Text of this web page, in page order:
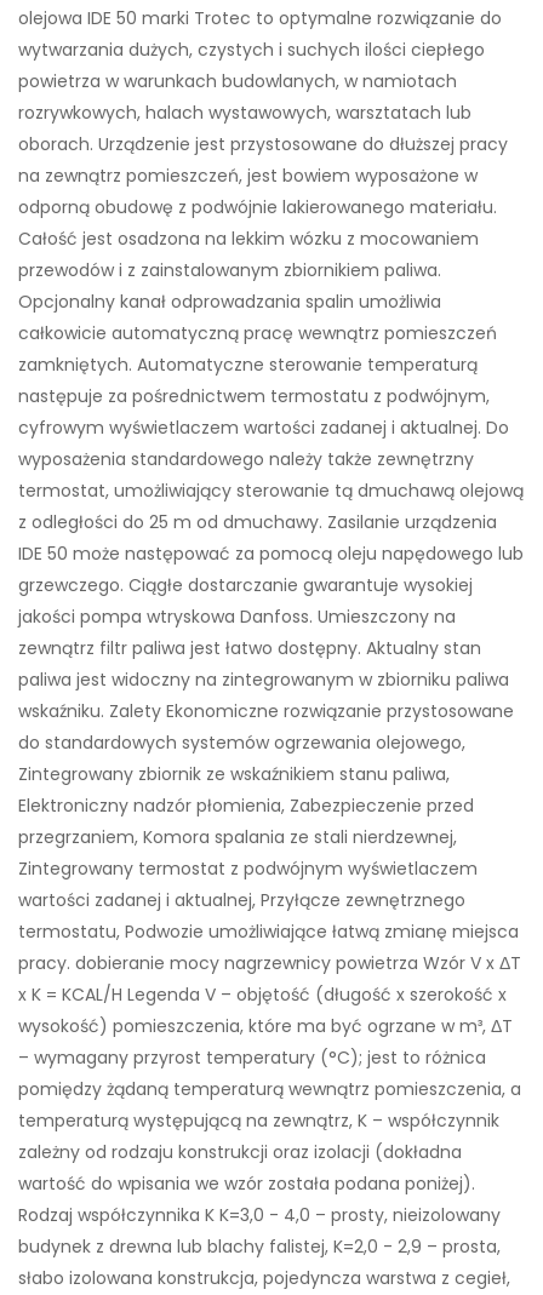
olejowa IDE 50 marki Trotec to optymalne rozwiązanie do
wytwarzania dużych, czystych i suchych ilości ciepłego
powietrza w warunkach budowlanych, w namiotach
rozrywkowych, halach wystawowych, warsztatach lub
oborach. Urządzenie jest przystosowane do dłuższej pracy
na zewnątrz pomieszczeń, jest bowiem wyposażone w
odporną obudowę z podwójnie lakierowanego materiału.
Całość jest osadzona na lekkim wózku z mocowaniem
przewodów i z zainstalowanym zbiornikiem paliwa.
Opcjonalny kanał odprowadzania spalin umożliwia
całkowicie automatyczną pracę wewnątrz pomieszczeń
zamkniętych. Automatyczne sterowanie temperaturą
następuje za pośrednictwem termostatu z podwójnym,
cyfrowym wyświetlaczem wartości zadanej i aktualnej. Do
wyposażenia standardowego należy także zewnętrzny
termostat, umożliwiający sterowanie tą dmuchawą olejową
z odległości do 25 m od dmuchawy. Zasilanie urządzenia
IDE 50 może następować za pomocą oleju napędowego lub
grzewczego. Ciągłe dostarczanie gwarantuje wysokiej
jakości pompa wtryskowa Danfoss. Umieszczony na
zewnątrz filtr paliwa jest łatwo dostępny. Aktualny stan
paliwa jest widoczny na zintegrowanym w zbiorniku paliwa
wskaźniku. Zalety Ekonomiczne rozwiązanie przystosowane
do standardowych systemów ogrzewania olejowego,
Zintegrowany zbiornik ze wskaźnikiem stanu paliwa,
Elektroniczny nadzór płomienia, Zabezpieczenie przed
przegrzaniem, Komora spalania ze stali nierdzewnej,
Zintegrowany termostat z podwójnym wyświetlaczem
wartości zadanej i aktualnej, Przyłącze zewnętrznego
termostatu, Podwozie umożliwiające łatwą zmianę miejsca
pracy. dobieranie mocy nagrzewnicy powietrza Wzór V x ΔT
x K = KCAL/H Legenda V – objętość (długość x szerokość x
wysokość) pomieszczenia, które ma być ogrzane w m³, ΔT
– wymagany przyrost temperatury (°C); jest to różnica
pomiędzy żądaną temperaturą wewnątrz pomieszczenia, a
temperaturą występującą na zewnątrz, K – współczynnik
zależny od rodzaju konstrukcji oraz izolacji (dokładna
wartość do wpisania we wzór została podana poniżej).
Rodzaj współczynnika K K=3,0 - 4,0 – prosty, nieizolowany
budynek z drewna lub blachy falistej, K=2,0 - 2,9 – prosta,
słabo izolowana konstrukcja, pojedyncza warstwa z cegieł,